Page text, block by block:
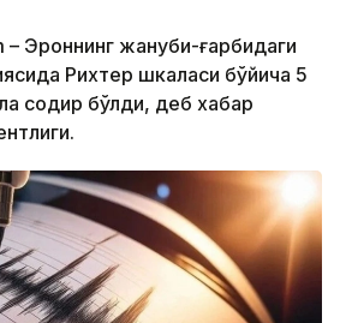
Эроннинг жануби-ғарбидаги
Рихтер шкаласи бўйича 5
содир бўлди, деб хабар